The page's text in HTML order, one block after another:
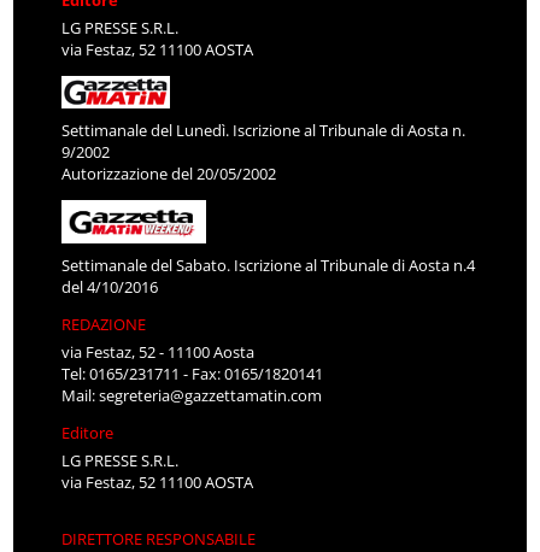
LG PRESSE S.R.L.
via Festaz, 52 11100 AOSTA
Settimanale del Lunedì. Iscrizione al Tribunale di Aosta n.
9/2002
Autorizzazione del 20/05/2002
Settimanale del Sabato. Iscrizione al Tribunale di Aosta n.4
del 4/10/2016
REDAZIONE
via Festaz, 52 - 11100 Aosta
Tel: 0165/231711 - Fax: 0165/1820141
Mail:segreteria@gazzettamatin.com
Editore
LG PRESSE S.R.L.
via Festaz, 52 11100 AOSTA
DIRETTORE RESPONSABILE